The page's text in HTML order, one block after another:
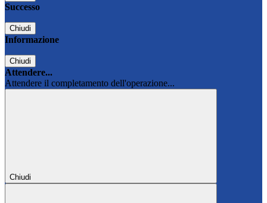
Successo
Chiudi
Informazione
Chiudi
Attendere...
Attendere il completamento dell'operazione...
Chiudi